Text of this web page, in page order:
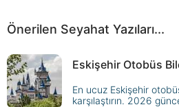
Önerilen Seyahat Yazıları...
Eskişehir Otobüs
En ucuz Eskişehir
karşılaştırın. 2026